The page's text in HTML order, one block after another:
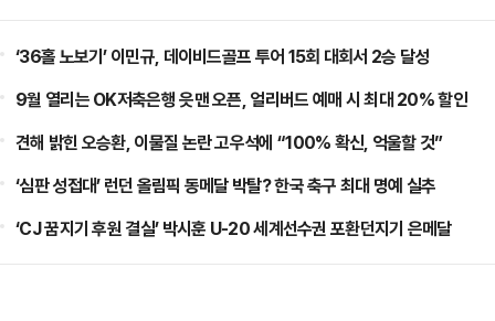
‘36홀 노보기’ 이민규, 데이비드골프 투어 15회 대회서 2승 달성
9월 열리는 OK저축은행 읏맨 오픈, 얼리버드 예매 시 최대 20% 할인
견해 밝힌 오승환, 이물질 논란 고우석에 “100% 확신, 억울할 것”
‘심판 성접대’ 런던 올림픽 동메달 박탈? 한국 축구 최대 명예 실추
‘CJ 꿈지기 후원 결실’ 박시훈 U-20 세계선수권 포환던지기 은메달